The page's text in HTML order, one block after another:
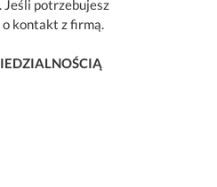
Jeśli potrzebujesz
o kontakt z firmą.